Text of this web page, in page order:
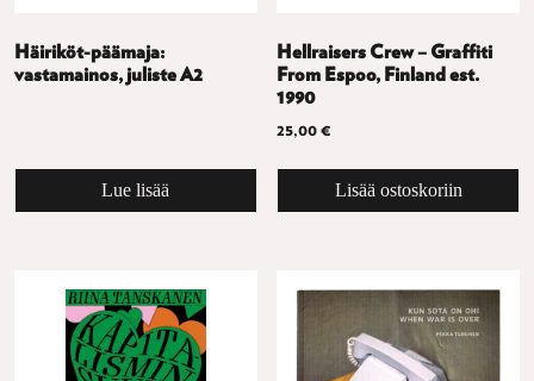
Häiriköt-päämaja:
vastamainos, juliste A2
Lue lisää
Hellraisers Crew – Graffiti
From Espoo, Finland est.
1990
25,00€
Lisää ostoskoriin